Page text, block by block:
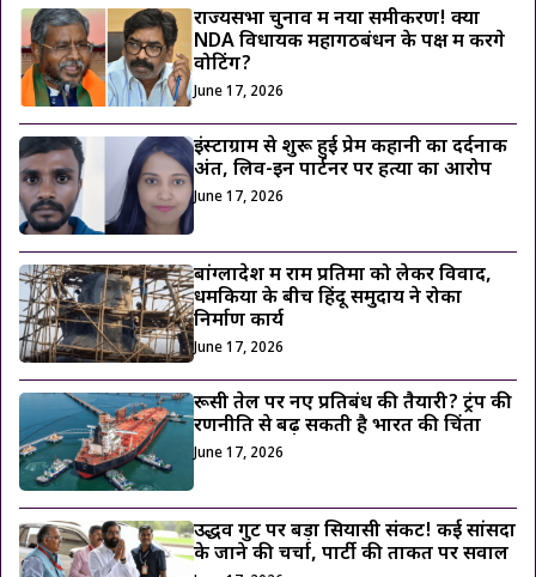
राज्यसभा चुनाव में नया समीकरण! क्या
NDA विधायक महागठबंधन के पक्ष में करेंगे
वोटिंग?
June 17, 2026
इंस्टाग्राम से शुरू हुई प्रेम कहानी का दर्दनाक
अंत, लिव-इन पार्टनर पर हत्या का आरोप
June 17, 2026
बांग्लादेश में राम प्रतिमा को लेकर विवाद,
धमकियों के बीच हिंदू समुदाय ने रोका
निर्माण कार्य
June 17, 2026
रूसी तेल पर नए प्रतिबंध की तैयारी? ट्रंप की
रणनीति से बढ़ सकती है भारत की चिंता
June 17, 2026
उद्धव गुट पर बड़ा सियासी संकट! कई सांसदों
के जाने की चर्चा, पार्टी की ताकत पर सवाल